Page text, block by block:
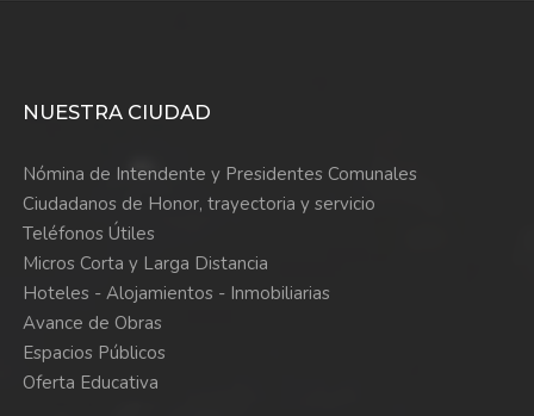
NUESTRA CIUDAD
Nómina de Intendente y Presidentes Comunales
Ciudadanos de Honor, trayectoria y servicio
Teléfonos Útiles
Micros Corta y Larga Distancia
Hoteles - Alojamientos - Inmobiliarias
Avance de Obras
Espacios Públicos
Oferta Educativa